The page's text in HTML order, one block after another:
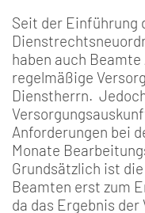
Seit der Einführung
haben auch
regelmäßige
Dienstherrn.
Anforderungen bei
Monate
Grundsätzlich ist
Beamten erst zum
da das Ergebnis